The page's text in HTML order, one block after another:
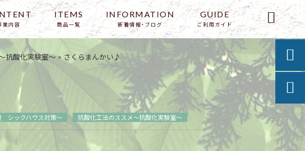
業内容
ITEMS
商品一覧
INFORMATION
新着情報・ブログ
GUIDE
ご利用ガイド 
抗酸化実験室～> さくらまんかい♪
シックハウス対策～ 抗酸化工法のススメ～抗酸化実験室～

